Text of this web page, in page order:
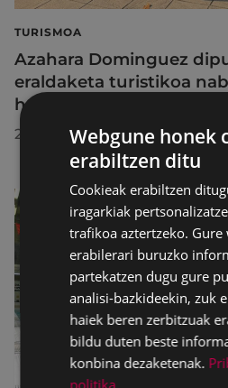
TURISMOA
Azahara Dominguez
eraldaketa turistikoa
herrira egin duen bisitan
2026/07/30Webgune honek
erabiltzen ditu
Cookieak erabiltzen
iragarkiak
trafikoa aztertzeko. Gure
erabilerari buruzko
partekatzen dugu gure
analisi-bazkideekin, zuk
haiek beren zerbitzuak
bildu duten beste
konbina dezaketenak.
politika